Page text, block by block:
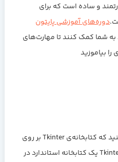
و ساده است که برای
دوره‌های آموزشی پایتون
به شما کمک کنند تا مهارت‌های
را بیاموزید
قبل از هر چیز، اطمینان حاصل کنید که کتابخانه‌ی Tkinter بر روی
سیستم شما نصب شده باشد. Tkinter یک کتابخانه استاندارد در